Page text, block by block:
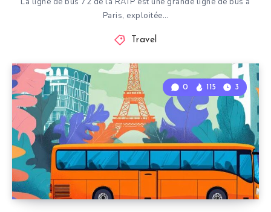
Paris, exploitée…
Travel
0 115 3